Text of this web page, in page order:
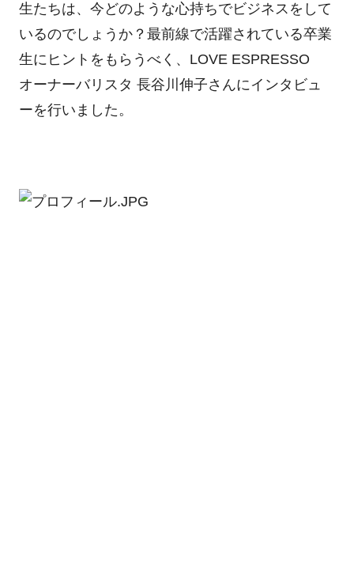
生たちは、今どのような心持ちでビジネスをして
いるのでしょうか？最前線で活躍されている卒業
生にヒントをもらうべく、LOVE ESPRESSO
オーナーバリスタ 長谷川伸子さんにインタビュ
ーを行いました。